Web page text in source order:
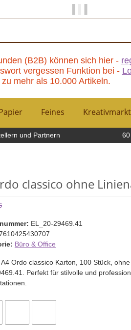
(B2B) können sich hier -
vergessen Funktion bei -
mehr als 10.000 Artikeln.
Feines Kreativmarkt
und Partnern
classico ohne
EL_20-29469.41
Büro & Office
Ordo classico Karton, 100 Stück,
Perfekt für stilvolle und